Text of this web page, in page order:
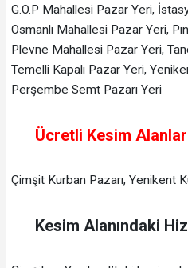
G.O.P Mahallesi Pazar Yeri,
Osmanlı Mahallesi Pazar Yeri,
Plevne Mahallesi Pazar Yeri,
Temelli Kapalı Pazar Yeri,
Perşembe Semt Pazarı Yeri
Ücretli Kesim
Çimşit Kurban Pazarı, Yenikent
Kesim Alanındaki